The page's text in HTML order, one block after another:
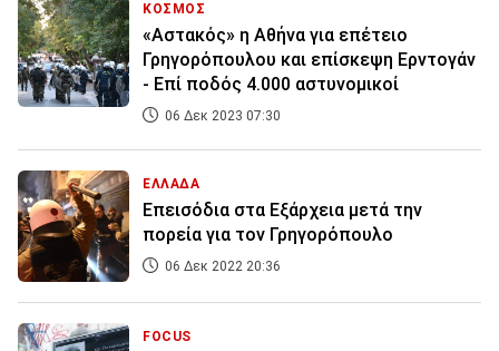
ΚΟΣΜΟΣ
«Αστακός» η Αθήνα για επέτειο
Γρηγορόπουλου και επίσκεψη Ερντογάν
- Επί ποδός 4.000 αστυνομικοί
06 Δεκ 2023 07:30
ΕΛΛΑΔΑ
Επεισόδια στα Εξάρχεια μετά την
πορεία για τον Γρηγορόπουλο
06 Δεκ 2022 20:36
FOCUS